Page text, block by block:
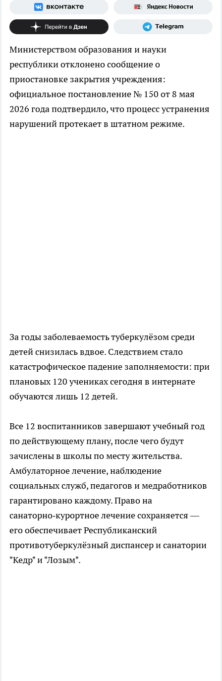
Министерством образования и науки
республики отклонено сообщение о
приостановке закрытия учреждения:
официальное постановление № 150 от 8 мая
2026 года подтвердило, что процесс устранения
нарушений протекает в штатном режиме.
За годы заболеваемость туберкулёзом среди
детей снизилась вдвое. Следствием стало
катастрофическое падение заполняемости: при
плановых 120 учениках сегодня в интернате
обучаются лишь 12 детей.
Все 12 воспитанников завершают учебный год
по действующему плану, после чего будут
зачислены в школы по месту жительства.
Амбулаторное лечение, наблюдение
социальных служб, педагогов и медработников
гарантировано каждому. Право на
санаторно‑курортное лечение сохраняется —
его обеспечивает Республиканский
противотуберкулёзный диспансер и санатории
"Кедр" и "Лозым".